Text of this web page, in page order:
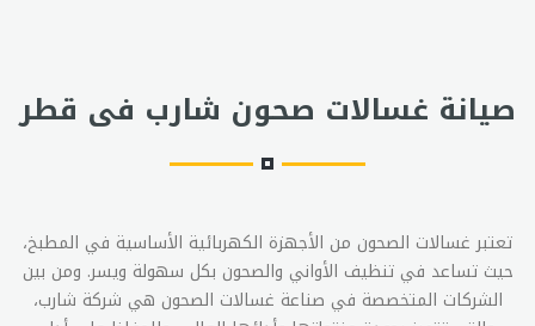
صيانة غسالات صحون شارب فى قطر
تعتبر غسالات الصحون من الأجهزة الكهربائية الأساسية في المطبخ،
حيث تساعد في تنظيف الأواني والصحون بكل سهولة ويسر. ومن بين
الشركات المتخصصة في صناعة غسالات الصحون هي شركة شارب،